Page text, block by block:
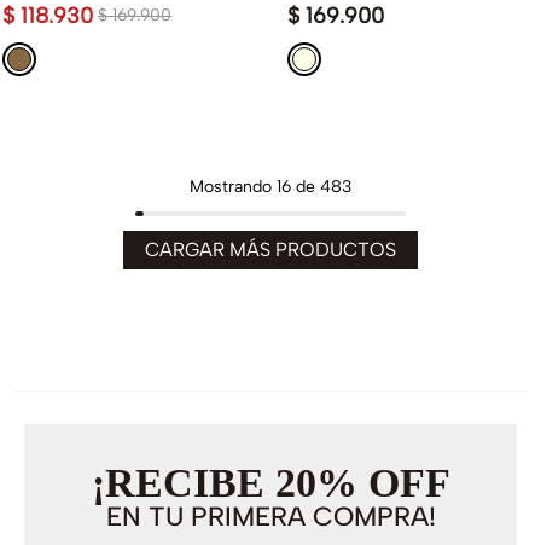
$ 169.900
$ 118.930 $ 169.900
Mostrando 16 de 483
¡RECIBE 20% OFF
EN TU PRIMERA COMPRA!